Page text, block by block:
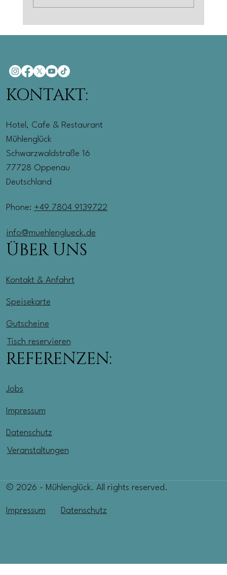
KONTAKT:
Hotel, Cafe & Restaurant
Mühlenglück
Schwarzwaldstraße 16
77728 Oppenau
Deutschland
Phone: +49 7804 9139722
info@muehlenglueck.de
ÜBER UNS
Kontakt & Anfahrt
Speisekarte
Gutscheine
Tisch reservieren
REFERENZEN:
Jobs
Impressum
Datenschutz
Veranstaltungen
© 2026 - Mühlenglück. All rights reserved.
Impressum Datenschutz